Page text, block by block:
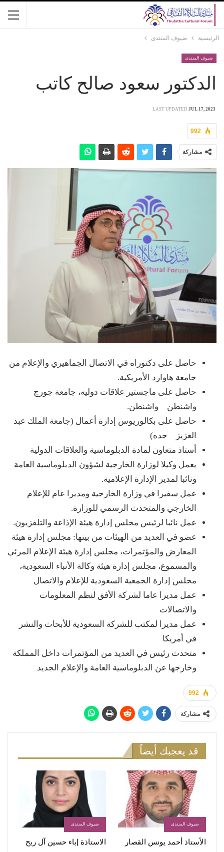
الرئيسية ضيوف المنتدى
ضيوف المنتدى
الدكتور سعود صالح كاتب
LAST UPDATED JUL 17, 2023
992
مشاركة
حاصل على دكتوراه في الاتصال الجماهيري والإعلام من
جامعة هاوارد الأمريكية.
حاصل على ماجستير علاقات دوليه، جامعة جورج
واشنطن – واشنطن.
حاصل على بكالوريوس إدارة أعمال (جامعة الملك عبد
العزيز – جده)
أستاذ متعاون لمادة الدبلوماسية والعلاقات الدولية
يعمل وكيلا لوزارة الخارجية لشؤون الدبلوماسية العامة
ونائبا لمدير الإدارة الإعلامية.
عمل سفيرا في وزارة الخارجية ومديرا عام للإعلام
الخارجي والمتحدث الرسمي للوزارة.
عمل نائبا لرئيس مجلس إدارة هيئة الإذاعة والتلفزيون.
عضو في العديد من الهيئات من بينها: مجلس إدارة هيئة
المعارض والمؤتمرات، مجلس إدارة هيئة الإعلام المرئي
والمسموع، مجلس إدارة هيئة وكالة الأنباء السعودية،
مجلس إدارة الجمعية السعودية للإعلام والاتصال
عمل مديرا عاما لشركة الأفق لنظم المعلومات
والاتصالات
عمل مديرا لمكتب للشركة السعودية للأبحاث والنشر
في أمريكا
متحدث رئيس في العديد من المؤتمرات داخل المملكة
وخارجها عن الدبلوماسية العامة والإعلام الجديد
992
مشاركة
قد يعجبك أيضاً
ضيوف المنتدى
الأستاذ أحمد يونس القصار
ضيوف المنتدى
الاستاذة إباء حسين آل ربح